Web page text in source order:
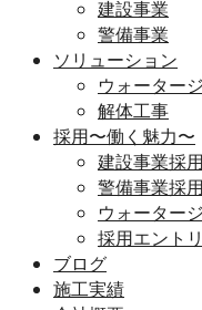
建設事業
警備事業
ソリューション
ウォーター
解体工事
採用〜働く魅力〜
建設事業採
警備事業採
ウォーター
採用エント
ブログ
施工実績